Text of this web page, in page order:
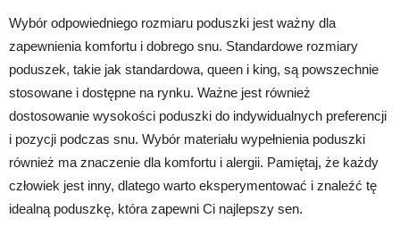
Wybór odpowiedniego rozmiaru poduszki jest ważny dla
zapewnienia komfortu i dobrego snu. Standardowe rozmiary
poduszek, takie jak standardowa, queen i king, są powszechnie
stosowane i dostępne na rynku. Ważne jest również
dostosowanie wysokości poduszki do indywidualnych preferencji
i pozycji podczas snu. Wybór materiału wypełnienia poduszki
również ma znaczenie dla komfortu i alergii. Pamiętaj, że każdy
człowiek jest inny, dlatego warto eksperymentować i znaleźć tę
idealną poduszkę, która zapewni Ci najlepszy sen.